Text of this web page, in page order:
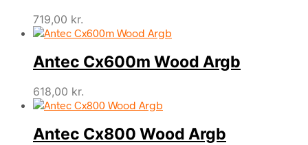
719,00 kr.
Antec Cx600m Wood Argb
618,00 kr.
Antec Cx800 Wood Argb